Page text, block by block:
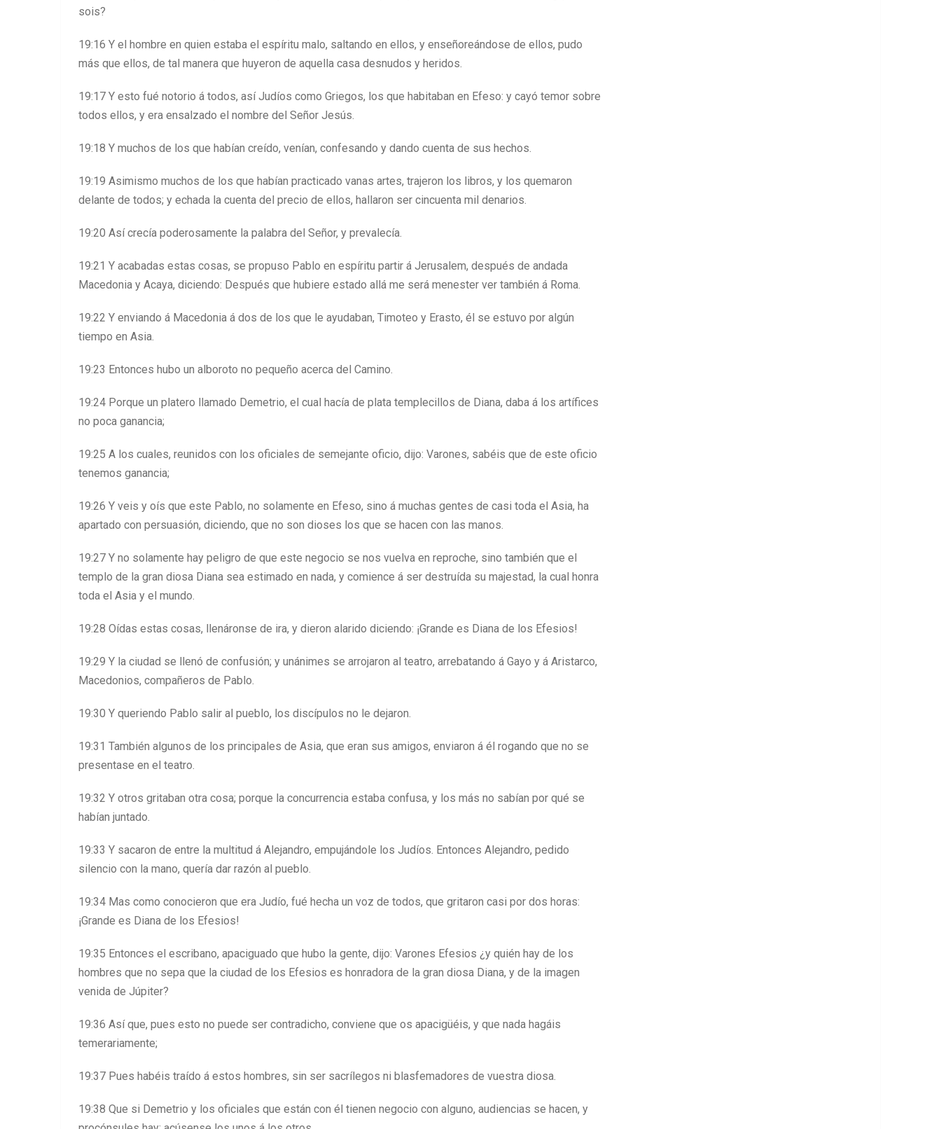
sois?
19:16 Y el hombre en quien estaba el espíritu malo, saltando en ellos, y enseñoreándose de ellos, pudo
más que ellos, de tal manera que huyeron de aquella casa desnudos y heridos.
19:17 Y esto fué notorio á todos, así Judíos como Griegos, los que habitaban en Efeso: y cayó temor sobre
todos ellos, y era ensalzado el nombre del Señor Jesús.
19:18 Y muchos de los que habían creído, venían, confesando y dando cuenta de sus hechos.
19:19 Asimismo muchos de los que habían practicado vanas artes, trajeron los libros, y los quemaron
delante de todos; y echada la cuenta del precio de ellos, hallaron ser cincuenta mil denarios.
19:20 Así crecía poderosamente la palabra del Señor, y prevalecía.
19:21 Y acabadas estas cosas, se propuso Pablo en espíritu partir á Jerusalem, después de andada
Macedonia y Acaya, diciendo: Después que hubiere estado allá me será menester ver también á Roma.
19:22 Y enviando á Macedonia á dos de los que le ayudaban, Timoteo y Erasto, él se estuvo por algún
tiempo en Asia.
19:23 Entonces hubo un alboroto no pequeño acerca del Camino.
19:24 Porque un platero llamado Demetrio, el cual hacía de plata templecillos de Diana, daba á los artífices
no poca ganancia;
19:25 A los cuales, reunidos con los oficiales de semejante oficio, dijo: Varones, sabéis que de este oficio
tenemos ganancia;
19:26 Y veis y oís que este Pablo, no solamente en Efeso, sino á muchas gentes de casi toda el Asia, ha
apartado con persuasión, diciendo, que no son dioses los que se hacen con las manos.
19:27 Y no solamente hay peligro de que este negocio se nos vuelva en reproche, sino también que el
templo de la gran diosa Diana sea estimado en nada, y comience á ser destruída su majestad, la cual honra
toda el Asia y el mundo.
19:28 Oídas estas cosas, llenáronse de ira, y dieron alarido diciendo: ¡Grande es Diana de los Efesios!
19:29 Y la ciudad se llenó de confusión; y unánimes se arrojaron al teatro, arrebatando á Gayo y á Aristarco,
Macedonios, compañeros de Pablo.
19:30 Y queriendo Pablo salir al pueblo, los discípulos no le dejaron.
19:31 También algunos de los principales de Asia, que eran sus amigos, enviaron á él rogando que no se
presentase en el teatro.
19:32 Y otros gritaban otra cosa; porque la concurrencia estaba confusa, y los más no sabían por qué se
habían juntado.
19:33 Y sacaron de entre la multitud á Alejandro, empujándole los Judíos. Entonces Alejandro, pedido
silencio con la mano, quería dar razón al pueblo.
19:34 Mas como conocieron que era Judío, fué hecha un voz de todos, que gritaron casi por dos horas:
¡Grande es Diana de los Efesios!
19:35 Entonces el escribano, apaciguado que hubo la gente, dijo: Varones Efesios ¿y quién hay de los
hombres que no sepa que la ciudad de los Efesios es honradora de la gran diosa Diana, y de la imagen
venida de Júpiter?
19:36 Así que, pues esto no puede ser contradicho, conviene que os apacigüéis, y que nada hagáis
temerariamente;
19:37 Pues habéis traído á estos hombres, sin ser sacrílegos ni blasfemadores de vuestra diosa.
19:38 Que si Demetrio y los oficiales que están con él tienen negocio con alguno, audiencias se hacen, y